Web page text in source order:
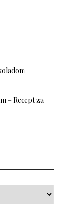
–
– Recept za